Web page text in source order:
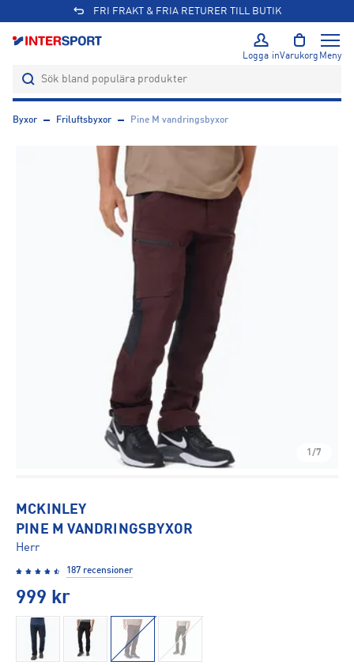
FRI FRAKT & FRIA RETURER TILL BUTIK
Logga inVarukorg Meny
Byxor Friluftsbyxor Pine M vandringsbyxor
1/7
MCKINLEY
PINE M VANDRINGSBYXOR
Herr
187 recensioner
999 kr